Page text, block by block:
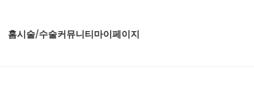
홈시술/수술커뮤니티마이페이지